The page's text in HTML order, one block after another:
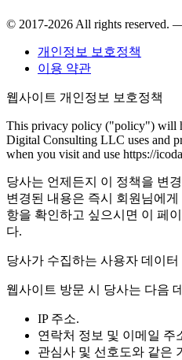
© 2017-2026 All rights reserved.
개인정보 보호정책
이용 약관
웹사이트 개인정보 보호정책
This privacy policy ("policy") will
Digital Consulting LLC uses and
when you visit and use https://
당사는 언제든지 이 정책을 변
변경된 내용은 즉시 회원님에
항을 확인하고 싶으시면 이 페
다.
당사가 수집하는 사용자 데이터
웹사이트 방문 시 당사는 다음
IP 주소.
연락처 정보 및 이메일 주
관심사 및 선호도와 같은